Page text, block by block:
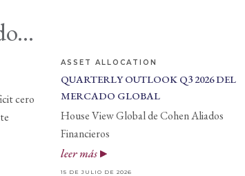
cero
ASSET ALLOCATION
QUARTERLY OUTLOOK Q3 2026 DEL
MERCADO GLOBAL
House View Global de Cohen Aliados
Financieros
leer más
15 DE JULIO DE 2026